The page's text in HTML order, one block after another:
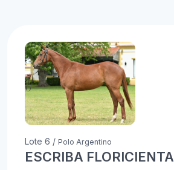
Lote 6 / Polo Argentino
ESCRIBA FLORICIENTA